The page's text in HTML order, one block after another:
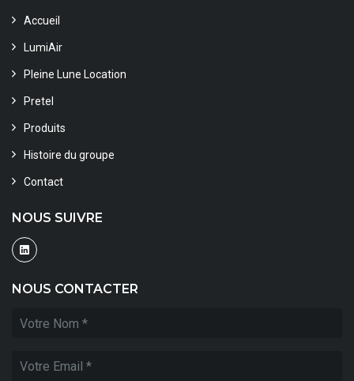
Accueil
LumiAir
Pleine Lune Location
Pretel
Produits
Histoire du groupe
Contact
NOUS SUIVRE
NOUS CONTACTER